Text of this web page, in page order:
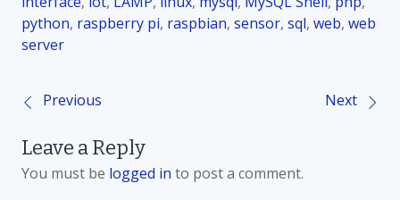
python, raspberry pi, raspbian, sensor, sql, web, web
server
P
o
Previous Next
Leave a Reply
You must be logged in to post a comment.